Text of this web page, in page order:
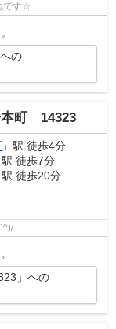
です☆
の
本町 14323
」駅 徒歩4分
駅 徒歩7分
駅 徒歩20分
」への